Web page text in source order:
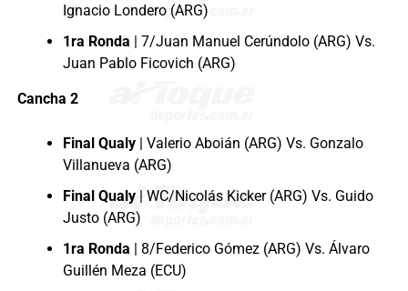
Ignacio Londero (ARG)
1ra Ronda | 7/Juan Manuel Cerúndolo (ARG) Vs.
Juan Pablo Ficovich (ARG)
Cancha 2
Final Qualy | Valerio Aboián (ARG) Vs. Gonzalo
Villanueva (ARG)
Final Qualy | WC/Nicolás Kicker (ARG) Vs. Guido
Justo (ARG)
1ra Ronda | 8/Federico Gómez (ARG) Vs. Álvaro
Guillén Meza (ECU)